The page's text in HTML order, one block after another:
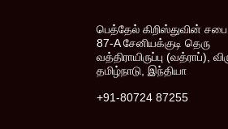
பெத்தேல் கிறிஸ்துவின் சபை
87-A சேனியக்குடி தெரு
வத்திராயிருப்பு (வத்ராப்),
தமிழ்நாடு, இந்தியா
+91-80724 87255